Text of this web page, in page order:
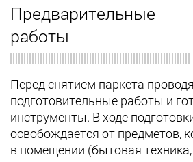
Предварительные
работы
Перед снятием паркета
подготовительные работы и
инструменты. В ходе
освобождается от предметов,
в помещении (бытовая